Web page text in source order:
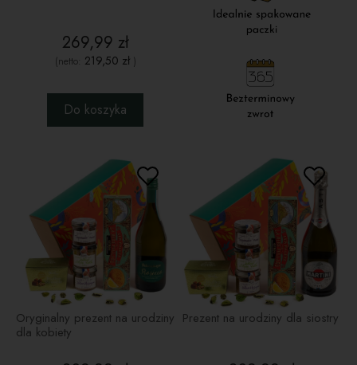
269,99 zł
(netto: 219,50 zł)
Do koszyka
Oryginalny prezent na urodziny
dla kobiety
Prezent na urodziny dla siostry